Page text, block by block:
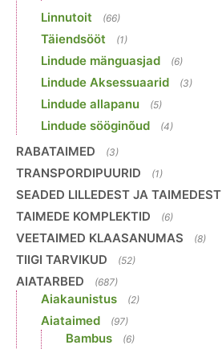
Linnutoit (66)
Täiendsööt (1)
Lindude mänguasjad (6)
Lindude Aksessuaarid (3)
Lindude allapanu (5)
Lindude sööginõud (4)
RABATAIMED (3)
TRANSPORDIPUURID (1)
SEADED LILLEDEST JA TAIMEDEST
TAIMEDE KOMPLEKTID (6)
VEETAIMED KLAASANUMAS (8)
TIIGI TARVIKUD (52)
AIATARBED (687)
Aiakaunistus (2)
Aiataimed (97)
Bambus (6)